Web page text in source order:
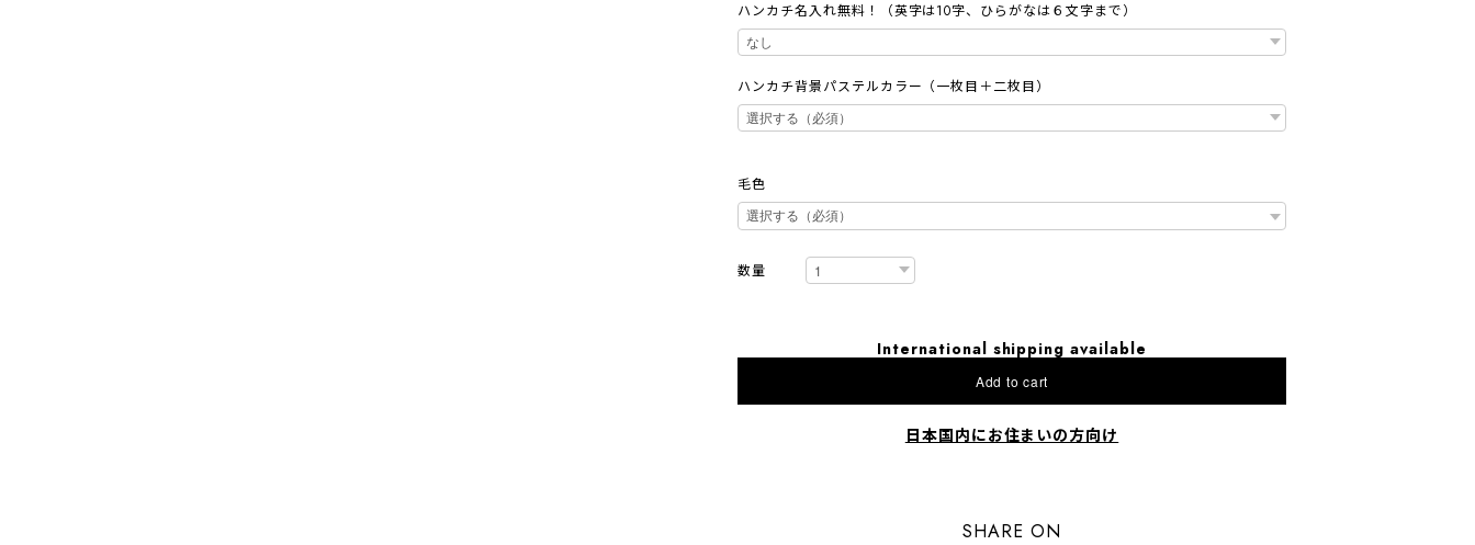
ハンカチ名入れ無料！（英字は10字、ひらがなは６文字まで）
ハンカチ背景パステルカラー（一枚目＋二枚目）
毛色
数量
International shipping available
Add to cart
日本国内にお住まいの方向け
SHARE ON